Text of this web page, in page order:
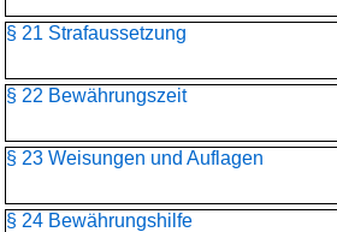
§ 21 Strafaussetzung
§ 22 Bewährungszeit
§ 23 Weisungen und Auflagen
§ 24 Bewährungshilfe